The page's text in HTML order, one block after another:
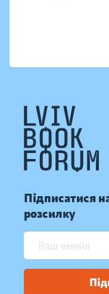
Підписатися
розсилку